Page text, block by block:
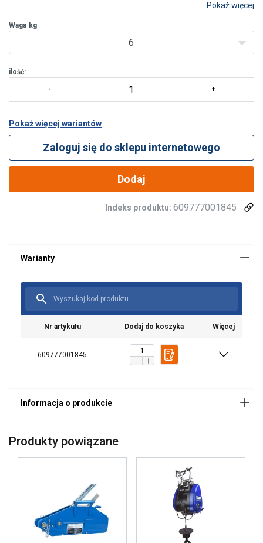
Pokaż więcej
Waga kg
6
ilość:
Pokaż więcej wariantów
Zaloguj się do sklepu internetowego
Dodaj
Indeks produktu: 609777001845
Nr artykułu Dodaj do koszyka Więcej
609777001845
Produkty powiązane
Ta strona używa plików